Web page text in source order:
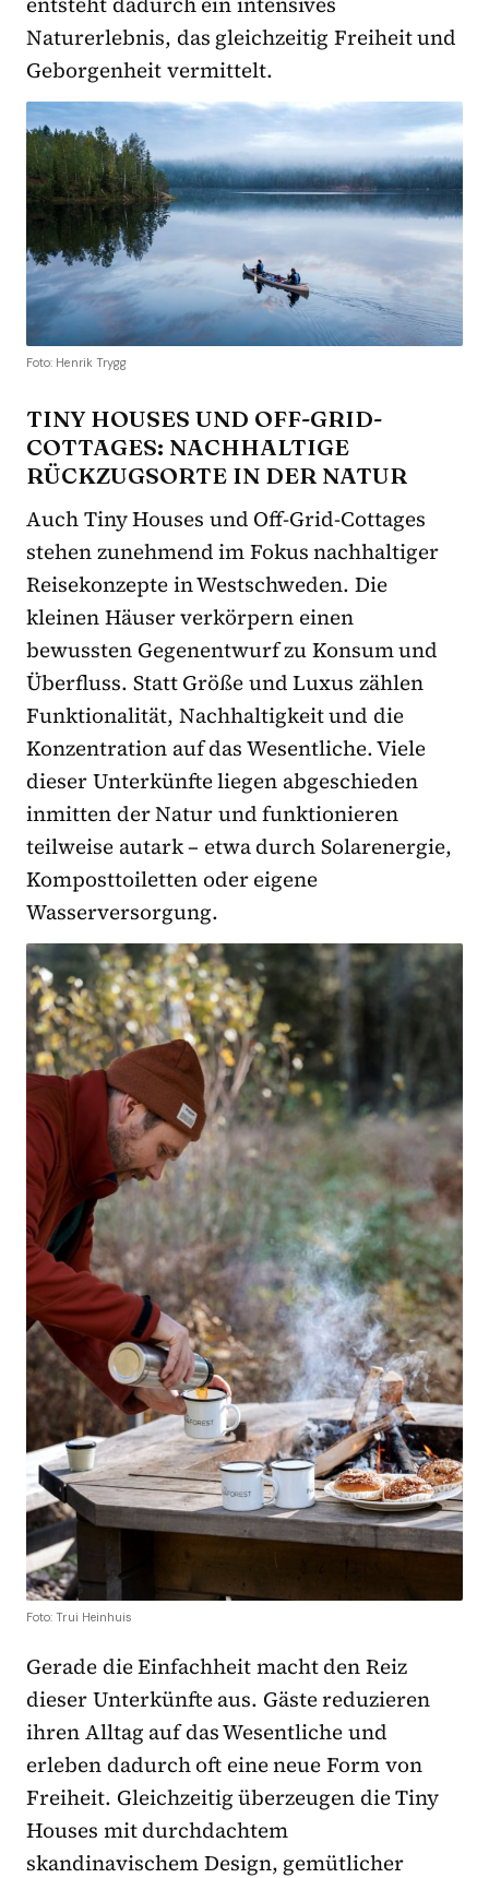
Naturerlebnis, das gleichzeitig Freiheit und
Geborgenheit vermittelt.
Foto: Henrik Trygg
TINY HOUSES UND OFF-GRID-
COTTAGES: NACHHALTIGE
RÜCKZUGSORTE IN DER NATUR
Auch Tiny Houses und Off-Grid-Cottages
stehen zunehmend im Fokus nachhaltiger
Reisekonzepte in Westschweden. Die
kleinen Häuser verkörpern einen
bewussten Gegenentwurf zu Konsum und
Überfluss. Statt Größe und Luxus zählen
Funktionalität, Nachhaltigkeit und die
Konzentration auf das Wesentliche. Viele
dieser Unterkünfte liegen abgeschieden
inmitten der Natur und funktionieren
teilweise autark – etwa durch Solarenergie,
Komposttoiletten oder eigene
Wasserversorgung.
Foto: Trui Heinhuis
Gerade die Einfachheit macht den Reiz
dieser Unterkünfte aus. Gäste reduzieren
ihren Alltag auf das Wesentliche und
erleben dadurch oft eine neue Form von
Freiheit. Gleichzeitig überzeugen die Tiny
Houses mit durchdachtem
skandinavischem Design, gemütlicher